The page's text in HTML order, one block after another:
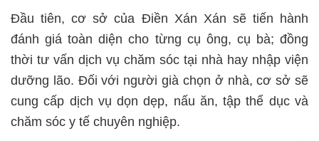
Đầu tiên, cơ sở của Điền Xán Xán sẽ tiến hành
đánh giá toàn diện cho từng cụ ông, cụ bà; đồng
thời tư vấn dịch vụ chăm sóc tại nhà hay nhập viện
dưỡng lão. Đối với người già chọn ở nhà, cơ sở sẽ
cung cấp dịch vụ dọn dẹp, nấu ăn, tập thể dục và
chăm sóc y tế chuyên nghiệp.